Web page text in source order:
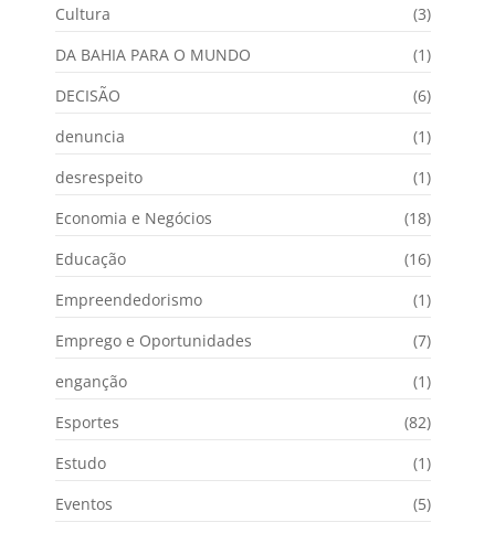
Cultura
(3)
DA BAHIA PARA O MUNDO
(1)
DECISÃO
(6)
denuncia
(1)
desrespeito
(1)
Economia e Negócios
(18)
Educação
(16)
Empreendedorismo
(1)
Emprego e Oportunidades
(7)
enganção
(1)
Esportes
(82)
Estudo
(1)
Eventos
(5)